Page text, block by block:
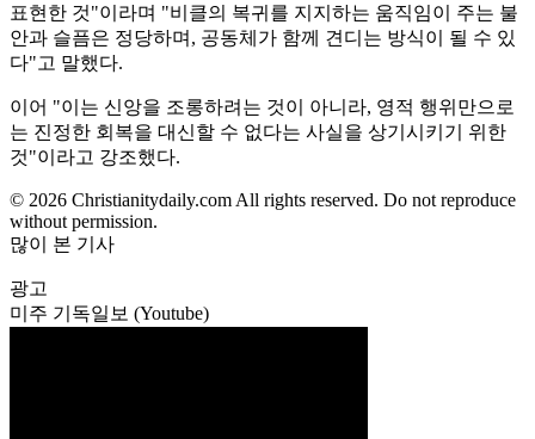
표현한 것"이라며 "비클의 복귀를 지지하는 움직임이 주는 불
안과 슬픔은 정당하며, 공동체가 함께 견디는 방식이 될 수 있
다"고 말했다.
이어 "이는 신앙을 조롱하려는 것이 아니라, 영적 행위만으로
는 진정한 회복을 대신할 수 없다는 사실을 상기시키기 위한
것"이라고 강조했다.
© 2026 Christianitydaily.com All rights reserved. Do not reproduce
without permission.
많이 본 기사
광고
미주 기독일보 (Youtube)